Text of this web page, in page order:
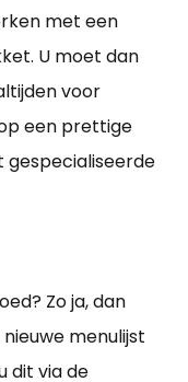
met een
U moet dan
voor
een prettige
gespecialiseerde
Zo ja, dan
menulijst
dit via de